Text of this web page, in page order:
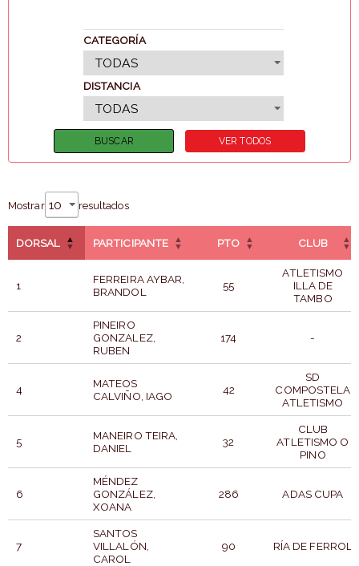
CATEGORÍA
DISTANCIA
Mostrar resultados
DORSAL PARTICIPANTE PTO CLUB
1
FERREIRA AYBAR,
BRANDOL
55
ATLETISMO
ILLA DE
TAMBO
2
PINEIRO
GONZALEZ,
RUBEN
174 -
4
MATEOS
CALVIÑO, IAGO
42
SD
COMPOSTELA
ATLETISMO
5
MANEIRO TEIRA,
DANIEL
32
CLUB
ATLETISMO O
PINO
6
MÉNDEZ
GONZÁLEZ,
XOANA
286 ADAS CUPA
7
SANTOS
VILLALÓN,
CAROL
90 RÍA DE FERROL